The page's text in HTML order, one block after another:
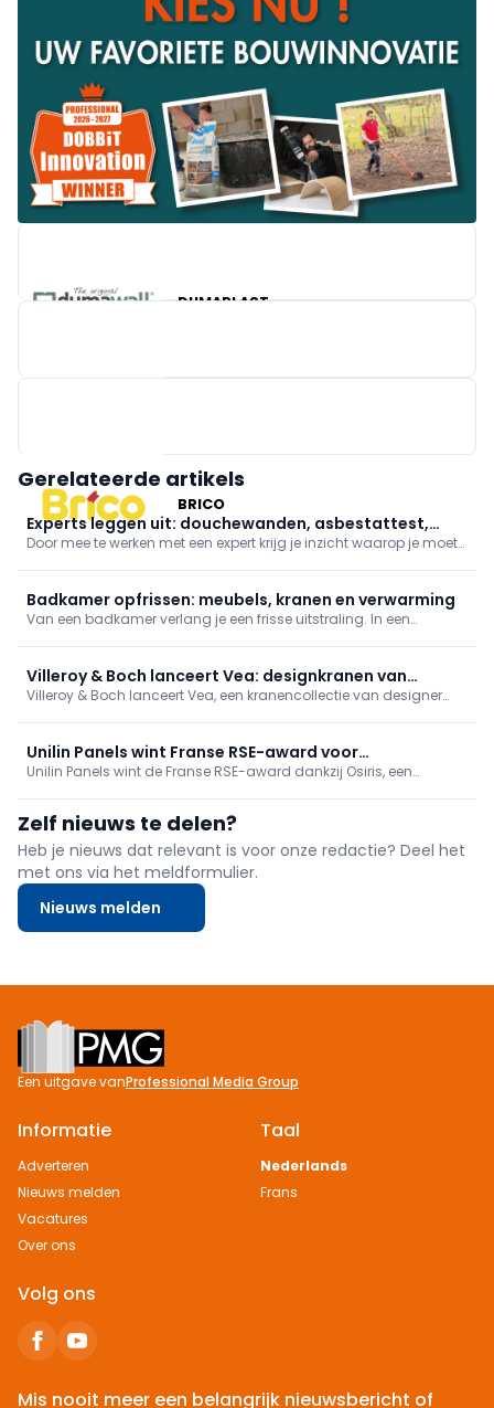
DUMAPLAST
BRICO
Gerelateerde artikels
Experts leggen uit: douchewanden, asbestattest,
gevelisolatie en vochtbestrijding
Door mee te werken met een expert krijg je inzicht waarop je moet
douchewanden, het asbestattest, buitengevelisolatie en
Badkamer opfrissen: meubels, kranen en verwarming
Van een badkamer verlang je een frisse uitstraling. In een
zuinige kranen en goede verwarming.
Villeroy & Boch lanceert Vea: designkranen van
Christian Haas met ViPush
Villeroy & Boch lanceert Vea, een kranencollectie van designer
Verkrijgbaar in o.a. Matt Black/Chrome met keramische inleg en
efficiënte technologieën.
Unilin Panels wint Franse RSE-award voor
wereldprimeur in MDF-recyclage
Unilin Panels wint de Franse RSE-award dankzij Osiris, een
zet een nieuwe standaard voor de hout- en meubelindustrie.
Zelf nieuws te delen?
Heb je nieuws dat relevant is voor onze redactie? Deel het
met ons via het meldformulier.
Nieuws melden
Footer
Een uitgave vanProfessional Media Group
Informatie
Adverteren
Nieuws melden
Vacatures
Over ons
Taal
Nederlands
Frans
Volg ons
Mis nooit meer een belangrijk nieuwsbericht of